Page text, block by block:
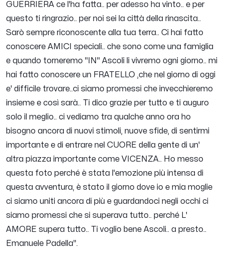
GUERRIERA ce l'ha fatta.. per adesso ha vinto.. e per
questo ti ringrazio.. per noi sei la città della rinascita..
Sarò sempre riconoscente alla tua terra.. Ci hai fatto
conoscere AMICI speciali.. che sono come una famiglia
e quando torneremo "IN" Ascoli li vivremo ogni giorno.. mi
hai fatto conoscere un FRATELLO ,che nel giorno di oggi
e' difficile trovare..ci siamo promessi che invecchieremo
insieme e così sarà.. Ti dico grazie per tutto e ti auguro
solo il meglio.. ci vediamo tra qualche anno ora ho
bisogno ancora di nuovi stimoli, nuove sfide, di sentirmi
importante e di entrare nel CUORE della gente di un'
altra piazza importante come VICENZA.. Ho messo
questa foto perché è stata l'emozione più intensa di
questa avventura, è stato il giorno dove io e mia moglie
ci siamo uniti ancora di più e guardandoci negli occhi ci
siamo promessi che si superava tutto.. perché L'
AMORE supera tutto.. Ti voglio bene Ascoli.. a presto..
Emanuele Padella".